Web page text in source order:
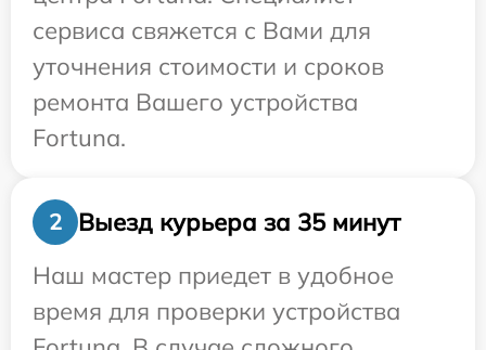
сервиса свяжется с Вами для
уточнения стоимости и сроков
ремонта Вашего устройства
Fortuna.
2
Выезд курьера за 35 минут
Наш мастер приедет в удобное
время для проверки устройства